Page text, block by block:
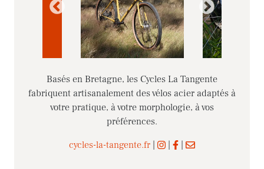
Basés en Bretagne, les Cycles La Tangente
fabriquent artisanalement des vélos acier adaptés à
votre pratique, à votre morphologie, à vos
préférences.
cycles-la-tangente.fr | | |